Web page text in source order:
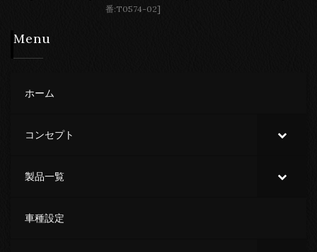
番:T0574-02]
Menu
ホーム
コンセプト
製品一覧
車種設定